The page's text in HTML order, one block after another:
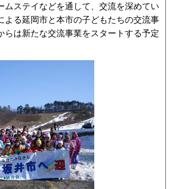
ムステイなどを通して、交流を深めてい
よる延岡市と本市の子どもたちの交流事
らは新たな交流事業をスタートする予定